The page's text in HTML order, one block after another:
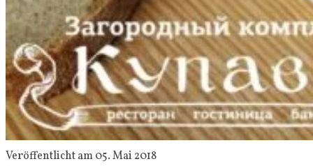
Veröffentlicht am 05. Mai 2018